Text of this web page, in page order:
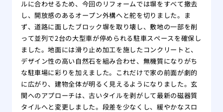
ルに合わせるため、今回のリフォームでは塀をすべて撤去
し、開放感のあるオープン外構へと舵を切りました。ま
ず、道路に面したブロック塀を取り壊し、敷地の一部を削
って並列で2台の大型車が停められる駐車スペースを確保し
ました。地面には滑り止め加工を施したコンクリートと、
デザイン性の高い自然石を組み合わせ、無機質になりがち
な駐車場に彩りを加えました。これだけで家の前面が劇的
に広がり、建物全体が明るく見えるようになりました。玄
関へのアプローチは、古いタイルを剥がして最新の磁器質
タイルへと変更しました。段差を少なくし、緩やかなスロ